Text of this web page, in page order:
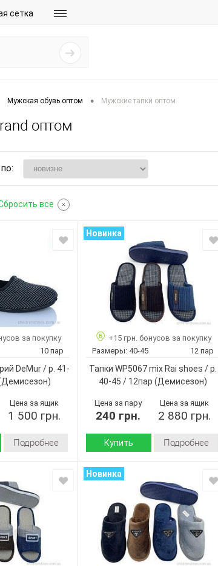
сетка
Мужская обувь оптом • Мужские тапки оптом
оптом
все
за покупку
10 пар
DeMur / p. 41-
Цена за ящик
1 500 грн.
Подробнее
Текстиль
войлок
Украина
No brand
Ялинка
Новинка
+15 грн. бонусов за покупку
Размеры: 40-45 12 пар
Тапки WP5067 mix Rai shoes / p.
40-45 / 12пар (Демисезон)
Цена за пару
240 грн.
Цена за ящик
2 880 грн.
Купить Подробнее
Сезон:
Материал верха: вельвет
Материал внутри: текстиль
Подошва : Пвх
Страна
производитель:
Румыния
Бренд: No brand
Новинка